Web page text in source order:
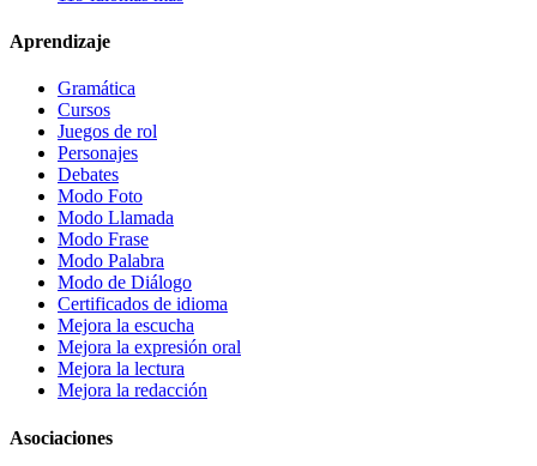
Aprendizaje
Gramática
Cursos
Juegos de rol
Personajes
Debates
Modo Foto
Modo Llamada
Modo Frase
Modo Palabra
Modo de Diálogo
Certificados de idioma
Mejora la escucha
Mejora la expresión oral
Mejora la lectura
Mejora la redacción
Asociaciones